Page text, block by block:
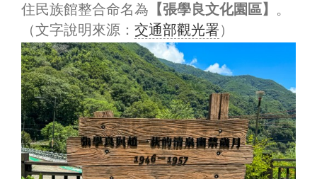
住民族館整合命名為 【張學良文化園區】 。
（文字說明來源： 交通部觀光署）